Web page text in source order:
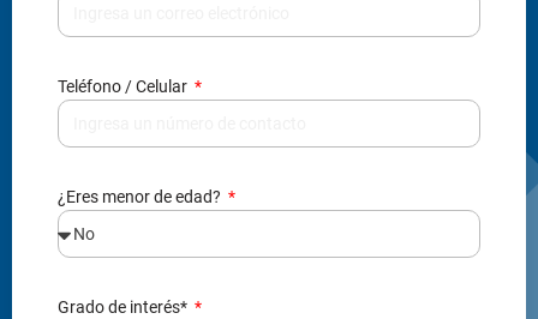
Teléfono / Celular
¿Eres menor de edad?
Grado de interés*